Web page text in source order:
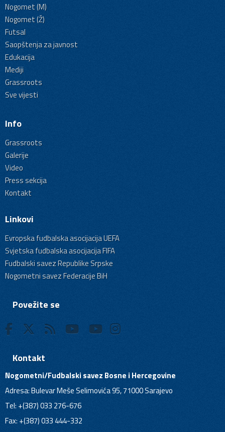
Nogomet (M)
Nogomet (Ž)
Futsal
Saopštenja za javnost
Edukacija
Mediji
Grassroots
Sve vijesti
Info
Grassroots
Galerije
Video
Press sekcija
Kontakt
Linkovi
Evropska fudbalska asocijacija UEFA
Svjetska fudbalska asocijacija FIFA
Fudbalski savez Republike Srpske
Nogometni savez Federacije BiH
Povežite se
Kontakt
Nogometni/Fudbalski savez Bosne i Hercegovine
Adresa: Bulevar Meše Selimovića 95, 71000 Sarajevo
Tel: +(387) 033 276-676
Fax: +(387) 033 444-332